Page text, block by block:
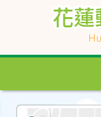
花
花
花
花